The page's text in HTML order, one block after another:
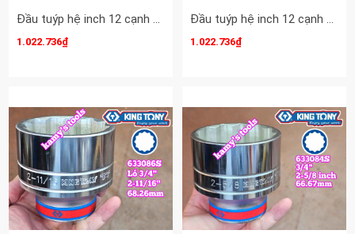
Đầu tuýp hệ inch 12 cạnh 3/4 inch Kingtony cỡ 2-1/2 inch tương đương 63mm 633080S
1.022.736₫
Đầu tuýp hệ inch 12 cạnh 3/4 inch Kingtony cỡ 2-9/16 inch tương đương 65mm 633082S
1.022.736₫